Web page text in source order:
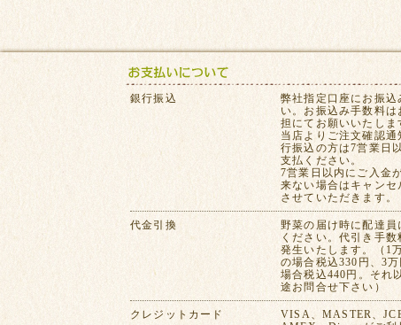
銀行振込
弊社指定口座にお振込
い。お振込み手数料は
担にてお願いいたしま
当店よりご注文確認通
行振込の方は7営業日
支払ください。
7営業日以内にご入金
来ない場合はキャンセ
させていただきます。
代金引換
野菜の届け時に配達員
ください。代引き手数
発生いたします。（1
の場合税込330円、3
場合税込440円。それ
途お問合せ下さい）
クレジットカード
VISA、MASTER、